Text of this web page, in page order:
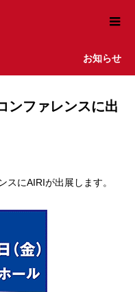
お知らせ
ンファレンスに出
スにAIRIが出展します。